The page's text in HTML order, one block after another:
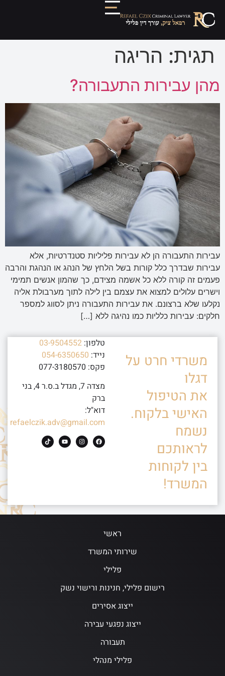
תגית: הריגה
מהן עבירות התעבורה?
עבירות התעבורה הן לא עבירות פליליות סטנדרטיות, אלא
עבירות שבדרך כלל קורות בשל הלחץ של הנהג או הנהגת והרבה
פעמים זה קורה ללא כל אשמה מצידם, כך שהמון אנשים תמימי
וישרים עלולים למצוא את עצמם בין לילה לתוך מערבולת אליה
נקלעו שלא ברצונם. את עבירות התעבורה ניתן לסווג למספר
חלקים: עבירות כלליות כמו נהיגה ללא […]
משרדי חרט על
דגלו
את הטיפול
האישי בלקוח.
נשמח
לראותכם
בין לקוחות
המשרד!
טלפון: 03-9504552
נייד: 054-6350650
פקס: 077-3180570
מצדה 7, מגדל ב.ס.ר 4, בני
ברק
דוא"ל:
refaelczik.adv@gmail.com
ראשי
שירותי המשרד
פלילי
רישום פלילי, חנינות ורישוי נשק
ייצוג אסירים
ייצוג נפגעי עבירה
תעבורה
פלילי מנהלי